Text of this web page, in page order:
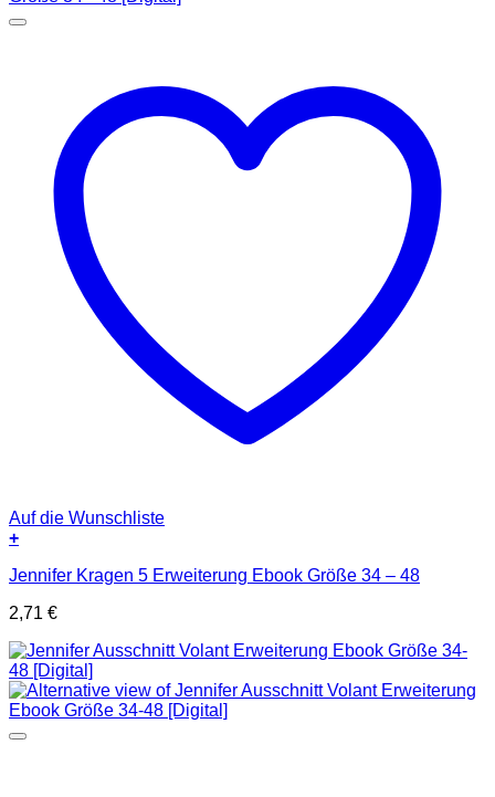
Auf die Wunschliste
+
Jennifer Kragen 5 Erweiterung Ebook Größe 34 – 48
2,71 €